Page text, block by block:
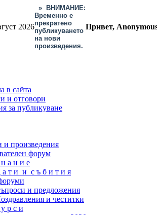
2026
»
ВНИМАНИЕ:
Временно е
прекратено
публикуването
на нови
произведения.
Привет,
в сайта
и отговори
за публикуване
и произведения
форум
а н и е
а т и и с ъ б и т и я
и предложения
и честитки
р с и